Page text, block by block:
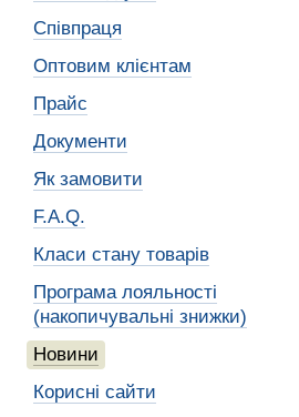
Співпраця
Оптовим клієнтам
Прайс
Документи
Як замовити
F.A.Q.
Класи стану товарів
Програма лояльності
(накопичувальні знижки)
Новини
Корисні сайти